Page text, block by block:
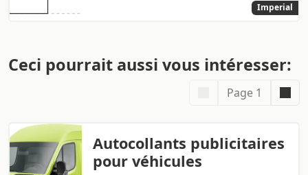
Imperial
Ceci pourrait aussi vous intéresser:
Page 1
Autocollants publicitaires
pour véhicules